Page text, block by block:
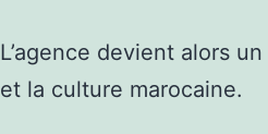
L’agence devient alors
et la culture marocaine.